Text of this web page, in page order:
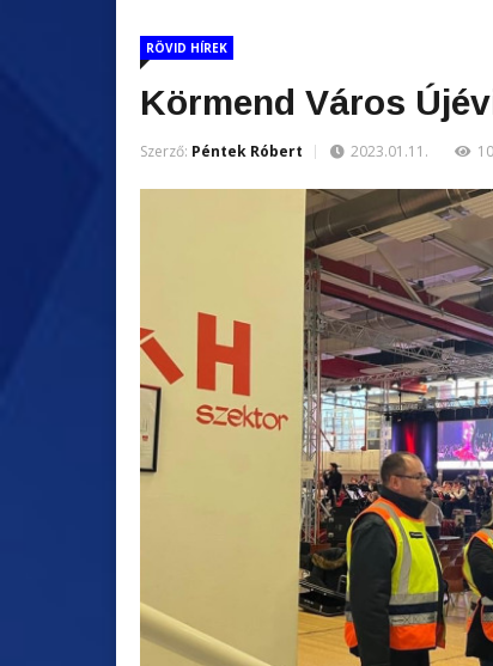
RÖVID HÍREK
Körmend Város
Szerző: Péntek Róbert 2023.01.11.